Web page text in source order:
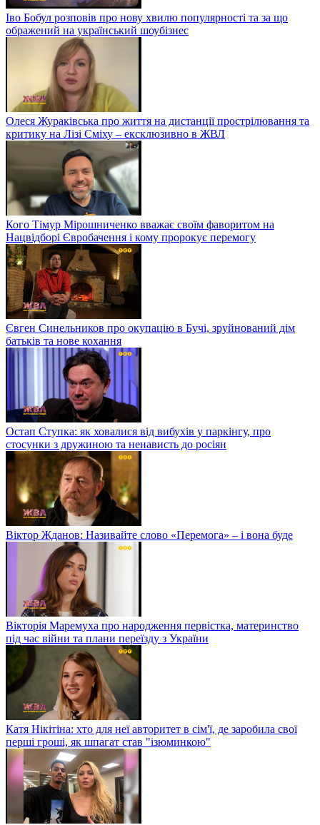
Іво Бобул розповів про нову хвилю популярності та за що
ображений на український шоубізнес
Олеся Жураківська про життя на дистанції прострілювання та
критику на Лізі Сміху – ексклюзивно в ЖВЛ
Кого Тімур Мірошниченко вважає своїм фаворитом на
Нацвідборі Євробачення і кому пророкує перемогу
Євген Синельников про окупацію в Бучі, зруйнований дім
батьків та нове кохання
Остап Ступка: як ховалися від вибухів у паркінгу, про
стосунки з дружиною та ненависть до росіян
Віктор Жданов: Називайте слово «Перемога» – і вона буде
Вікторія Маремуха про народження первістка, материнство
під час війни та плани переїзду з України
Катя Нікітіна: хто для неї авторитет в сім'ї, де заробила свої
перші гроші, як шпагат став "ізюминкою"